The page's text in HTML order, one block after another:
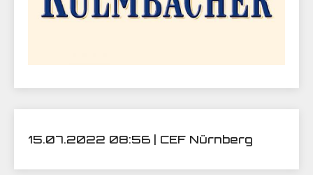
15.07.2022 08:56 | CEF Nürnberg